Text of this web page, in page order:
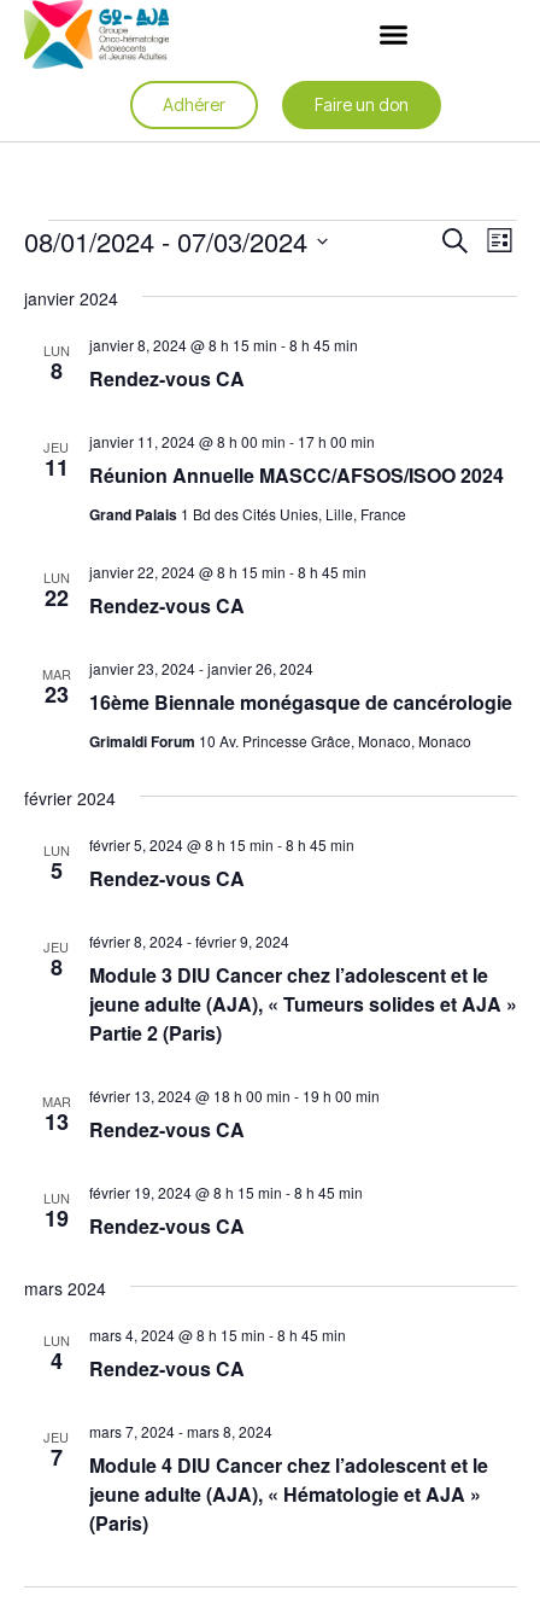
Adhérer Faire un don
Recherche
Liste
08/01/2024 - 07/03/2024
une
date.
janvier 2024
LUN
8 Rendez-vous CA
janvier 8, 2024 @ 8 h 15 min -8 h 45 min
JEU
11 Réunion Annuelle MASCC/AFSOS/ISOO 2024
janvier 11, 2024 @ 8 h 00 min - 17 h 00 min
Grand Palais 1 Bd des Cités Unies, Lille, France
LUN
22 Rendez-vous CA
janvier 22, 2024 @ 8 h 15 min -8 h 45 min
MAR
23 16ème Biennale monégasque de cancérologie
janvier 23, 2024-janvier 26, 2024
Grimaldi Forum 10 Av. Princesse Grâce, Monaco, Monaco
février 2024
LUN
5 Rendez-vous CA
février 5, 2024 @ 8 h 15 min -8 h 45 min
JEU
8
Module 3 DIU Cancer chez l’adolescent et le
jeune adulte (AJA), « Tumeurs solides et AJA »
Partie 2 (Paris)
février 8, 2024-février 9, 2024
MAR
13 Rendez-vous CA
février 13, 2024 @ 18 h 00 min - 19 h 00 min
LUN
19 Rendez-vous CA
février 19, 2024 @ 8 h 15 min -8 h 45 min
mars 2024
LUN
4 Rendez-vous CA
mars 4, 2024 @ 8 h 15 min -8 h 45 min
JEU
7
Module 4 DIU Cancer chez l’adolescent et le
jeune adulte (AJA), « Hématologie et AJA »
(Paris)
mars 7, 2024-mars 8, 2024